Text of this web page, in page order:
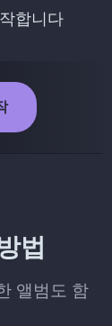
합니다
법
앨범도 함